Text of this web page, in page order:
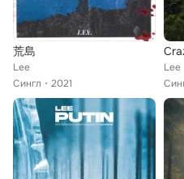
荒島
Lee
Сингл
2021
Lee